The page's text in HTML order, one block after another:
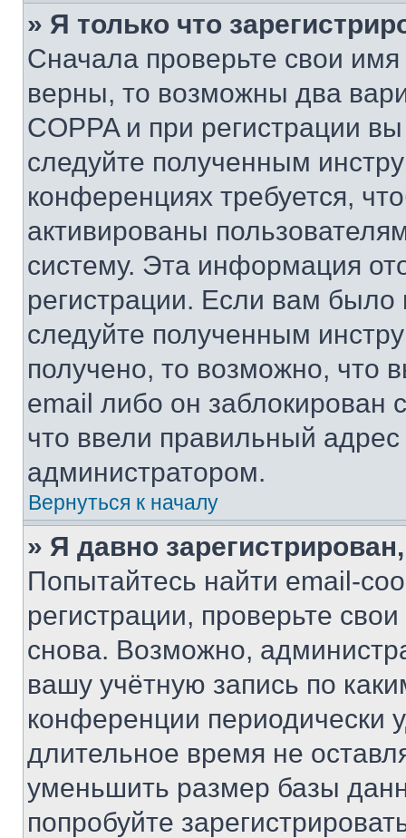
» Я только что
Сначала проверьте свои
верны, то возможны два
COPPA и при регистрации
следуйте полученным
конференциях требуется,
активированы
систему. Эта информация
регистрации. Если вам
следуйте полученным
получено, то возможно, что
email либо он
что ввели правильный адрес
администратором.
Вернуться к началу
» Я давно
Попытайтесь найти email-
регистрации, проверьте
снова. Возможно,
вашу учётную запись по
конференции периодически
длительное время не
уменьшить размер базы
попробуйте